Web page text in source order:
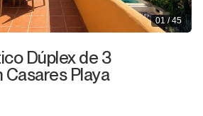
01 / 45
Dúplex de 3
Playa